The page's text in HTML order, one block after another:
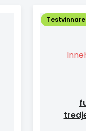
Testvinnare